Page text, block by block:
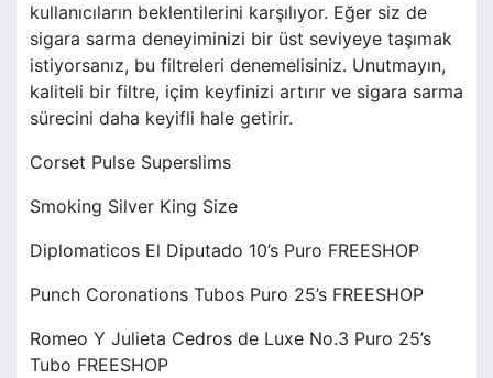
kullanıcıların beklentilerini karşılıyor. Eğer siz de
sigara sarma deneyiminizi bir üst seviyeye taşımak
istiyorsanız, bu filtreleri denemelisiniz. Unutmayın,
kaliteli bir filtre, içim keyfinizi artırır ve sigara sarma
sürecini daha keyifli hale getirir.
Corset Pulse Superslims
Smoking Silver King Size
Diplomaticos El Diputado 10’s Puro FREESHOP
Punch Coronations Tubos Puro 25’s FREESHOP
Romeo Y Julieta Cedros de Luxe No.3 Puro 25’s
Tubo FREESHOP